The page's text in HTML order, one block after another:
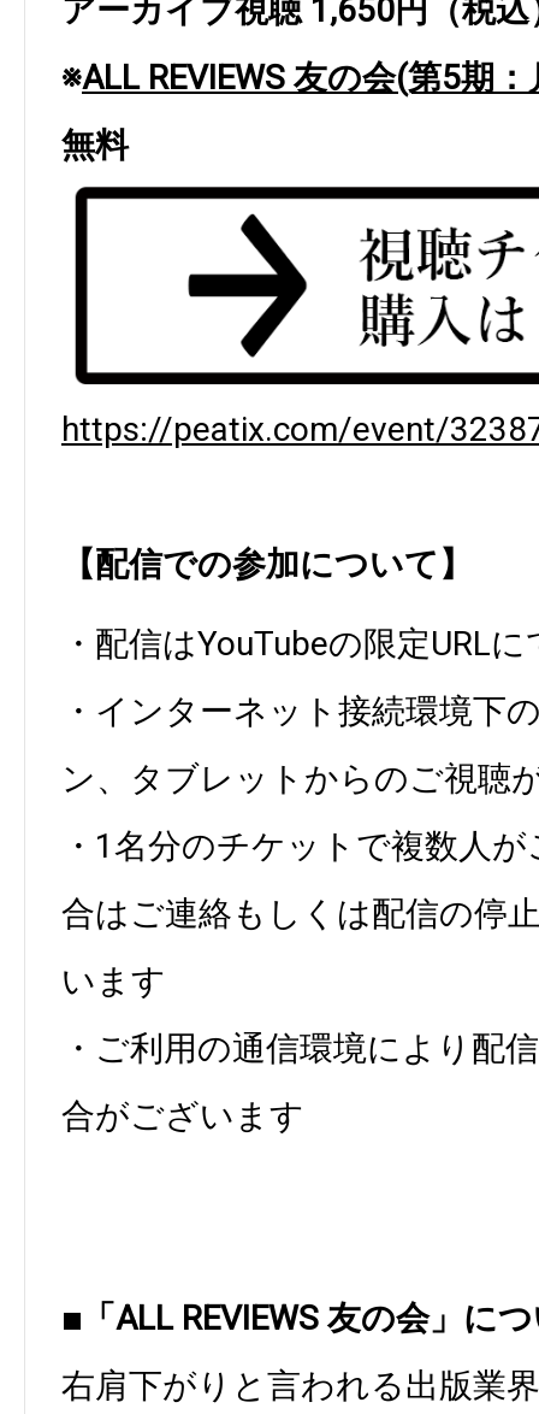
アーカイブ視聴 1,650円（税込
※ALL REVIEWS 友の会(第5期
無料
https://peatix.com/event/
【配信での参加について】
・配信はYouTubeの限定URL
・インターネット接続環境下
ン、タブレットからのご視聴
・1名分のチケットで複数人
合はご連絡もしくは配信の停
います
・ご利用の通信環境により配
合がございます
■「ALL REVIEWS 友の会」に
右肩下がりと言われる出版業